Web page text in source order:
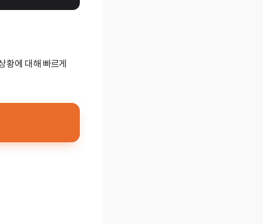
황에 대해 빠르게